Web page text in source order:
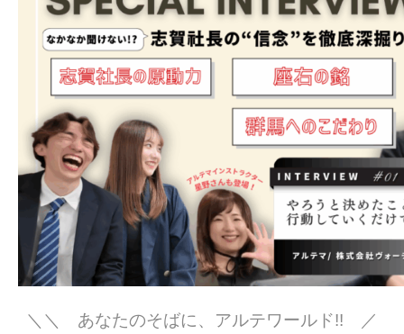
＼＼ あなたのそばに、アルテワールド!! ／